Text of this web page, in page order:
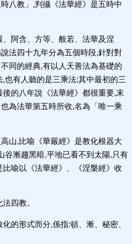
八教」,判攝《法華經》是五時中
、阿含、方等、般若、法華及涅
法四十九年分為五個時段,針對對
同的經典,有以人天善法為基礎的
也有人聽的是三乘法;其中最初的三
的八年說《法華經》都很重要,末
為法華第五時所收,名為「唯一乘
山,比喻《華嚴經》是教化根器大
谷漸趨黑暗,平地已看不到太陽,只有
喻以《法華經》、《涅槃經》收
四教。
的形式而分,係指:頓、漸、秘密、